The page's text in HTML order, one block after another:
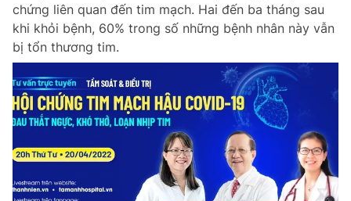
chứng liên quan đến tim mạch. Hai đến ba tháng sau
khi khỏi bệnh, 60% trong số những bệnh nhân này vẫn
bị tổn thương tim.